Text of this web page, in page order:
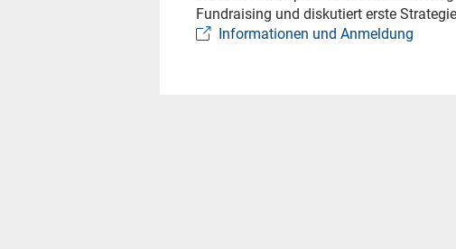
Fundraising und diskutiert erste
Informationen und Anmeldung